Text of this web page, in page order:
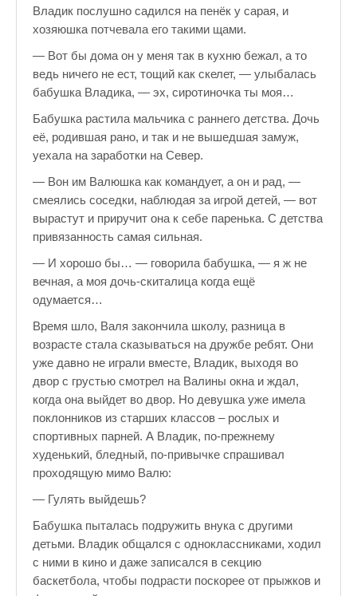
ЗАЛЫ ДЛЯ НАСТОЛЬНОГО ТЕННИСА В ПУШКИНЕ
♪♫Рассказы 3★
♪♫Детские песенки★
♪♫Песни Высоцкого★
♪♫Eще раз про любовь★
♪♫Песни в стиле реп★
♪♫♪♫Романсы♪♫♪♫
♪♫Рассказы★
♪♫Рассказы 2★
Top видео студии
Лучшее фото недели
Лучшее фото дня
От улыбки станет всем светлей
Настольный теннис в Пушкине Санкт-Петербург. Клубы и
Лучшее видео месяца
Владик послушно садился на пенёк у сарая, и
хозяюшка потчевала его такими щами.
— Вот бы дома он у меня так в кухню бежал, а то
ведь ничего не ест, тощий как скелет, — улыбалась
бабушка Владика, — эх, сиротиночка ты моя…
Бабушка растила мальчика с раннего детства. Дочь
её, родившая рано, и так и не вышедшая замуж,
уехала на заработки на Север.
— Вон им Валюшка как командует, а он и рад, —
смеялись соседки, наблюдая за игрой детей, — вот
вырастут и приручит она к себе паренька. С детства
привязанность самая сильная.
— И хорошо бы… — говорила бабушка, — я ж не
вечная, а моя дочь-скиталица когда ещё
одумается…
Время шло, Валя закончила школу, разница в
возрасте стала сказываться на дружбе ребят. Они
уже давно не играли вместе, Владик, выходя во
двор с грустью смотрел на Валины окна и ждал,
когда она выйдет во двор. Но девушка уже имела
поклонников из старших классов – рослых и
спортивных парней. А Владик, по-прежнему
худенький, бледный, по-привычке спрашивал
проходящую мимо Валю:
— Гулять выйдешь?
Бабушка пыталась подружить внука с другими
детьми. Владик общался с одноклассниками, ходил
с ними в кино и даже записался в секцию
баскетбола, чтобы подрасти поскорее от прыжков и